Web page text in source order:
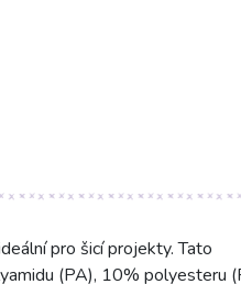
pro šicí projekty. Tato
(PA), 10% polyesteru